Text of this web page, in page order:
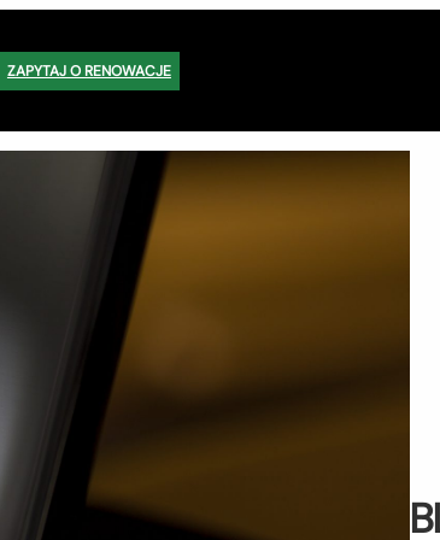
ZAPYTAJ O RENOWACJE